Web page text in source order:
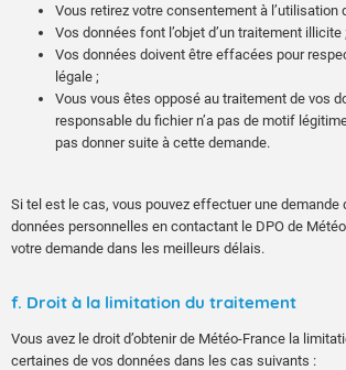
Vous retirez votre consentement à l’utilisation
Vos données font l’objet d’un traitement illicite ;
Vos données doivent être effacées pour
légale ;
Vous vous êtes opposé au traitement de vos
responsable du fichier n’a pas de motif
pas donner suite à cette demande.
Si tel est le cas, vous pouvez effectuer une demande
données personnelles en contactant le DPO de
votre demande dans les meilleurs délais.
f. Droit à la limitation du traitement
Vous avez le droit d’obtenir de Météo-France la
certaines de vos données dans les cas suivants :